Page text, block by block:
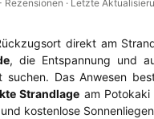
· Letzte
direkt am
, die Entspannung und
suchen. Das Anwesen
Strandlage am
kostenlose